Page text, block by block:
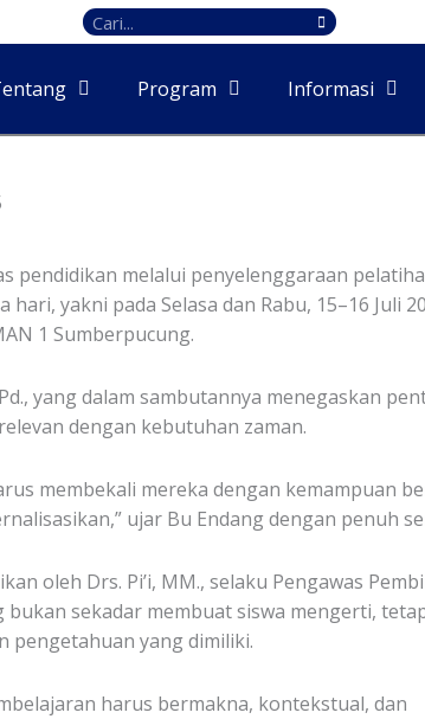
Search
Program Informasi
pendidikan melalui penyelenggaraan
yakni pada Selasa dan Rabu, 15–16 Juli
1 Sumberpucung.
yang dalam sambutannya menegaskan
dengan kebutuhan zaman.
membekali mereka dengan kemampuan
ujar Bu Endang dengan penuh
oleh Drs. Pi’i, MM., selaku Pengawas
sekadar membuat siswa mengerti,
pengetahuan yang dimiliki.
harus bermakna, kontekstual, dan